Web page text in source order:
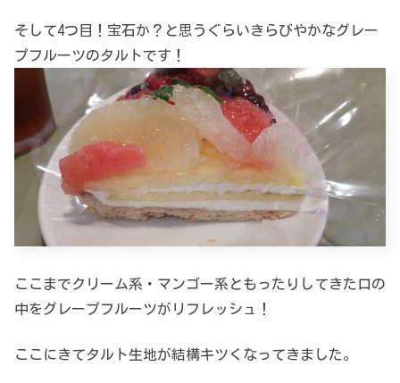
そして4つ目！宝石か？と思うぐらいきらびやかなグレー
プフルーツのタルトです！
ここまでクリーム系・マンゴー系ともったりしてきた口の
中をグレープフルーツがリフレッシュ！
ここにきてタルト生地が結構キツくなってきました。